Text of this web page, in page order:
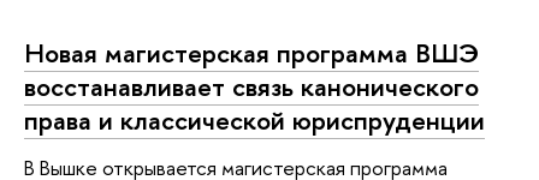
Новая магистерская программа ВШЭ
восстанавливает связь канонического
права и классической юриспруденции
В Вышке открывается магистерская программа